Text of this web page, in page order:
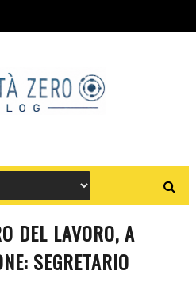
DEL LAVORO, A
SEGRETARIO